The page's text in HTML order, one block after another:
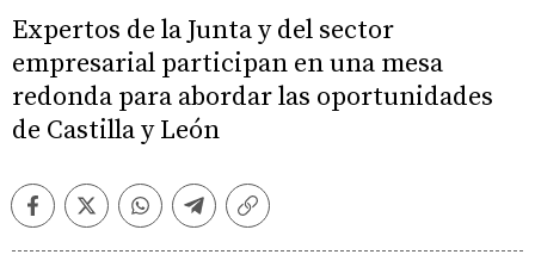
Expertos de la Junta y del sector
empresarial participan en una mesa
redonda para abordar las oportunidades
de Castilla y León
FacebookTwitterWhatsappTelegramCopiar